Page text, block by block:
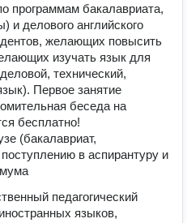
программам бакалавриата,
и делового английского
желающих повысить
изучать язык для
технический,
Первое занятие
беседа на
бесплатно!
(бакалавриат,
в аспирантуру и
педагогический
языков,